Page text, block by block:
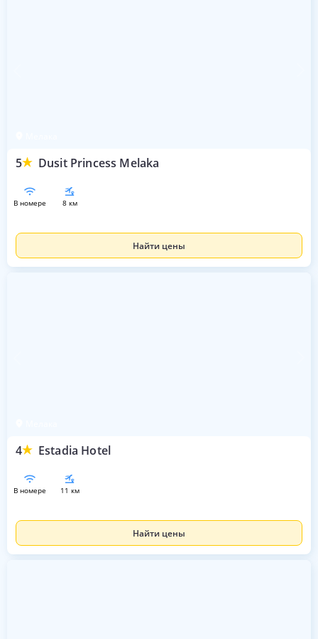
5 Dusit Princess Melaka
в номере 8 км
Найти цены
4 Estadia Hotel
в номере 11 км
Найти цены